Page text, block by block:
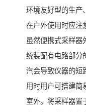
环境友好型的生产
在户外使用时应注
虽然便携式采样器
统装配有电路部分
汽会导致仪器的短
用时用户可搭建简
室外。将采样器置